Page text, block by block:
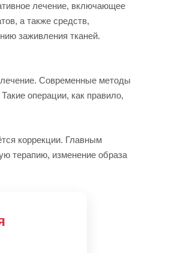
лечение, включающее
а также средств,
заживления тканей.
лечение. Современные методы
операции, как правило,
коррекции. Главным
терапию, изменение образа